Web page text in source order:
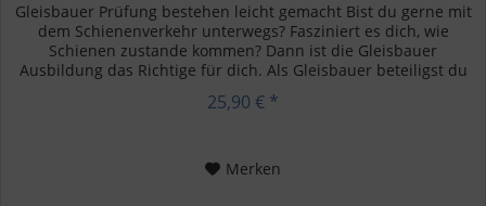
Gleisbauer Prüfung bestehen leicht gemacht Bist du gerne mit
dem Schienenverkehr unterwegs? Fasziniert es dich, wie
Schienen zustande kommen? Dann ist die Gleisbauer
Ausbildung das Richtige für dich. Als Gleisbauer beteiligst du
25,90 € *
Merken